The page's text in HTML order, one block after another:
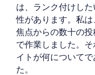
は、ランク付けし
性があります。私
焦点からの数十の
で作業しました。
イトが何について
た。